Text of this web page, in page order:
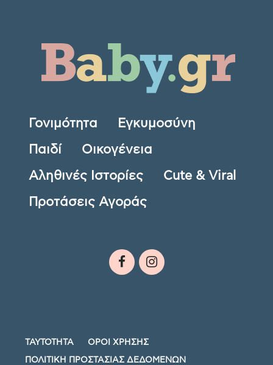
Γονιμότητα Εγκυμοσύνη
Παιδί Οικογένεια
Αληθινές Ιστορίες Cute & Viral
Προτάσεις Αγοράς
ΤΑΥΤΟΤΗΤΑ ΟΡΟΙ ΧΡΗΣΗΣ
ΠΟΛΙΤΙΚΗ ΠΡΟΣΤΑΣΙΑΣ ΔΕΔΟΜΕΝΩΝ